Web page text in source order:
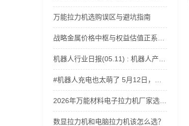
万能拉力机选购误区与避坑指南
数显拉力机和电脑拉力机该怎么选？